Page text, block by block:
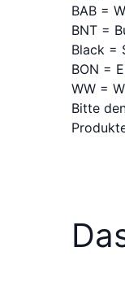
BAB =
BNT =
Black =
BON =
WW =
Bitte